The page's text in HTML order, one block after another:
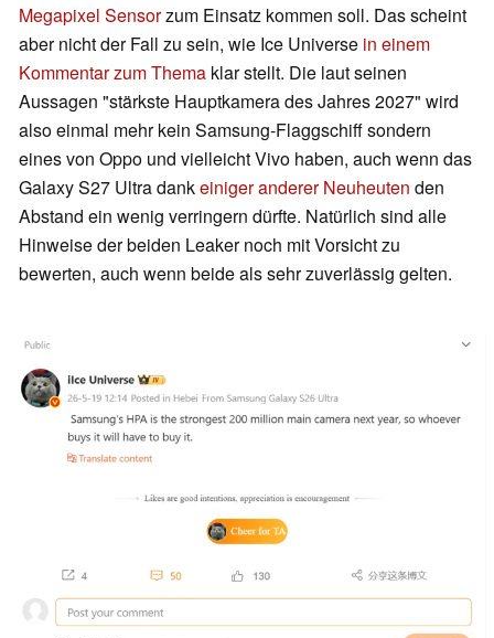
Megapixel Sensorzum Einsatz kommen soll. Das scheint
aber nicht der Fall zu sein, wie Ice Universe in einem
Kommentar zum Thema klar stellt. Die laut seinen
Aussagen "stärkste Hauptkamera des Jahres 2027" wird
also einmal mehr kein Samsung-Flaggschiff sondern
eines von Oppo und vielleicht Vivo haben, auch wenn das
Galaxy S27 Ultra dankeiniger anderer Neuheuten den
Abstand ein wenig verringern dürfte. Natürlich sind alle
Hinweise der beiden Leaker noch mit Vorsicht zu
bewerten, auch wenn beide als sehr zuverlässig gelten.